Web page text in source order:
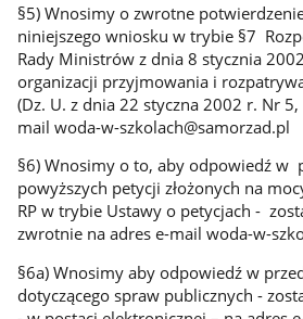
§5) Wnosimy o zwrotne
niniejszego wniosku w trybie §7
Rady Ministrów z dnia 8 stycznia
organizacji przyjmowania i
(Dz. U. z dnia 22 styczna 2002 r. Nr
mail woda-w-szkolach@samorzad.pl
§6) Wnosimy o to, aby odpowiedź w
powyższych petycji złożonych na
RP w trybie Ustawy o petycjach -
zwrotnie na adres e-mail woda-w-
§6a) Wnosimy aby odpowiedź w
dotyczącego spraw publicznych -